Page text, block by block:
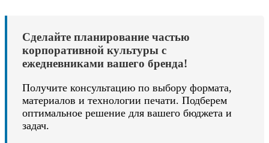
Сделайте планирование частью
корпоративной культуры с
ежедневниками вашего бренда!
Получите консультацию по выбору формата,
материалов и технологии печати. Подберем
оптимальное решение для вашего бюджета и
задач.